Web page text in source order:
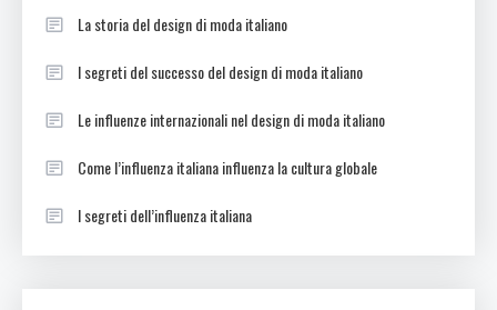
La storia del design di moda italiano
I segreti del successo del design di moda italiano
Le influenze internazionali nel design di moda italiano
Come l’influenza italiana influenza la cultura globale
I segreti dell’influenza italiana